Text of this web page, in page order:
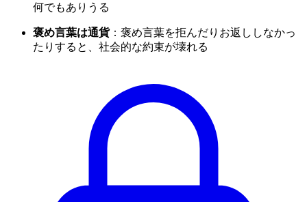
何でもありうる
褒め言葉は通貨：褒め言葉を拒んだりお返ししなかっ
たりすると、社会的な約束が壊れる